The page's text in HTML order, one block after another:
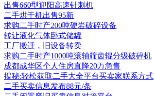
出售660型迎阳高速针刺机
二手烘干机出售95新
求购二手时产200吨硬岩破碎设备
转让液化气体卧式储罐
工厂搬迁，旧设备转卖
求购二手时产1000吨滚轴筛齿辊分级破碎机
成都成华区个人住房直降20万急售
揭秘:轻松获取二手大全平台买卖家联系方式
二手买卖信息发布88元/条